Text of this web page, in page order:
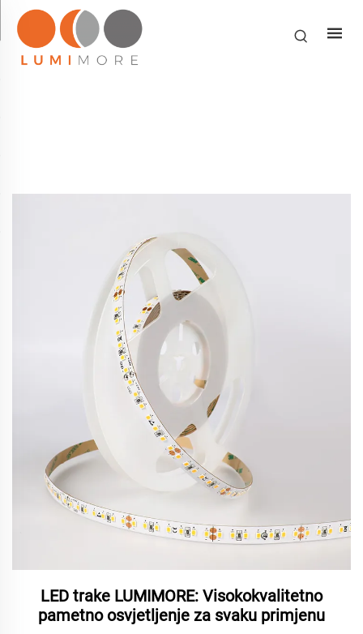
LED trake LUMIMORE: Visokokvalitetno
pametno osvjetljenje za svaku primjenu